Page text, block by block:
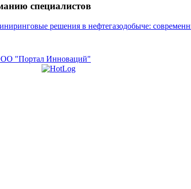
специалистов
решения в нефтегазодобыче:
"Портал Инноваций"